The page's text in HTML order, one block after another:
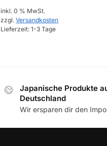
inkl. 0 % MwSt.
zzgl.Versandkosten
Lieferzeit:1-3 Tage
Japanische Produkte
Deutschland
Wir ersparen dir den